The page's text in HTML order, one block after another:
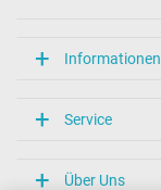
Informationen
Service
Über Uns